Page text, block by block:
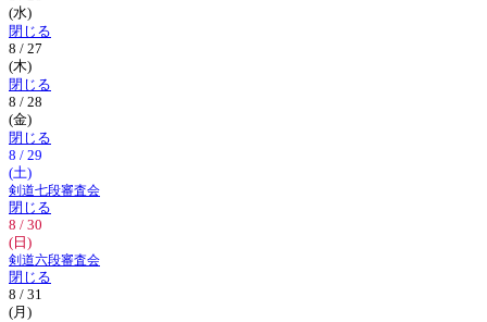
(水)
閉じる
8 / 27
(木)
閉じる
8 / 28
(金)
閉じる
8 / 29
(土)
剣道七段審査会
閉じる
8 / 30
(日)
剣道六段審査会
閉じる
8 / 31
(月)